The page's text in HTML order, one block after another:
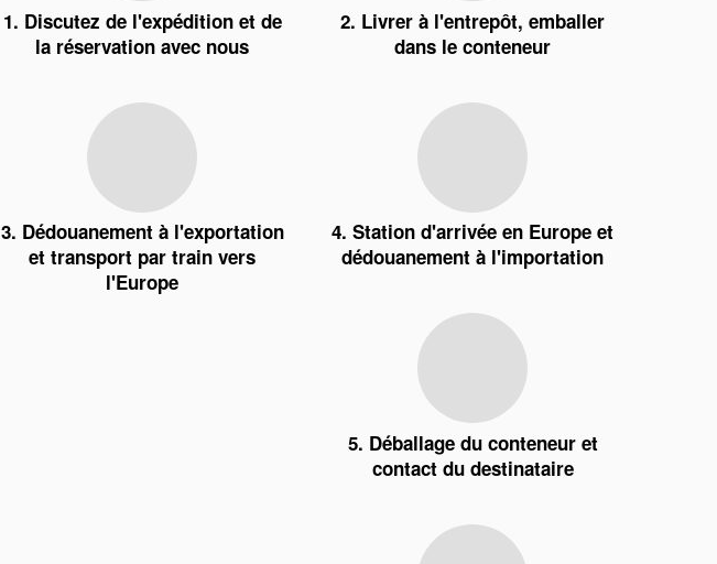
1. Discutez de l'expédition et de
la réservation avec nous
2. Livrer à l'entrepôt, emballer
dans le conteneur
3. Dédouanement à l'exportation
et transport par train vers
l'Europe
4. Station d'arrivée en Europe et
dédouanement à l'importation
5. Déballage du conteneur et
contact du destinataire